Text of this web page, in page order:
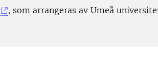
, som arrangeras av Umeå